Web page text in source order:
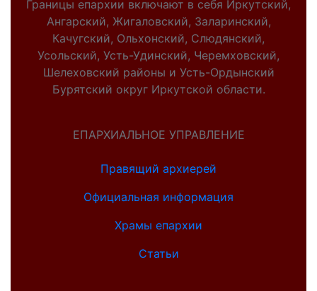
Границы епархии включают в себя Иркутский,
Ангарский, Жигаловский, Заларинский,
Качугский, Ольхонский, Слюдянский,
Усольский, Усть-Удинский, Черемховский,
Шелеховский районы и Усть-Ордынский
Бурятский округ Иркутской области.
ЕПАРХИАЛЬНОЕ УПРАВЛЕНИЕ
Правящий архиерей
Официальная информация
Храмы епархии
Статьи